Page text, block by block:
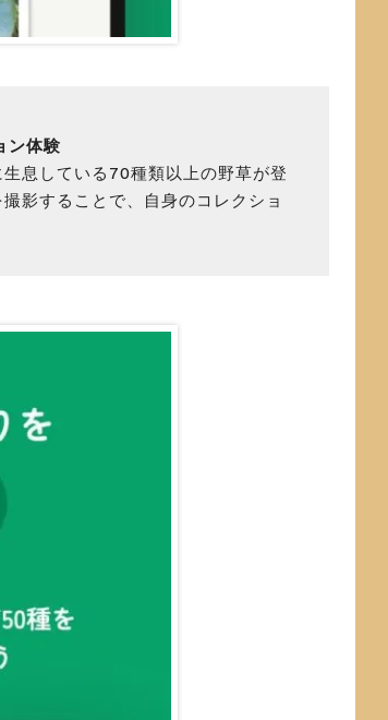
ン体験
息している70種類以上の野草が登
影することで、自身のコレクショ